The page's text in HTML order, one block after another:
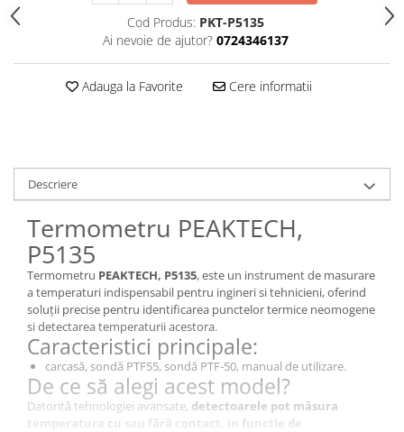
Cod Produs: PKT-P5135
Ai nevoie de ajutor? 0724346137
Adauga la Favorite Cere informatii
Descriere
Termometru PEAKTECH,
P5135
Termometru PEAKTECH, P5135, este un instrument de masurare
a temperaturi indispensabil pentru ingineri si tehnicieni, oferind
soluții precise pentru identificarea punctelor termice neomogene
si detectarea temperaturii acestora.
Caracteristici principale:
carcasă, sondă PTF55, sondă PTF-50, manual de utilizare.
De ce să alegi acest model?
Datorită tehnologiei avansate, detectoarele pot măsura
temperatura cu sau fără contact, in functie de